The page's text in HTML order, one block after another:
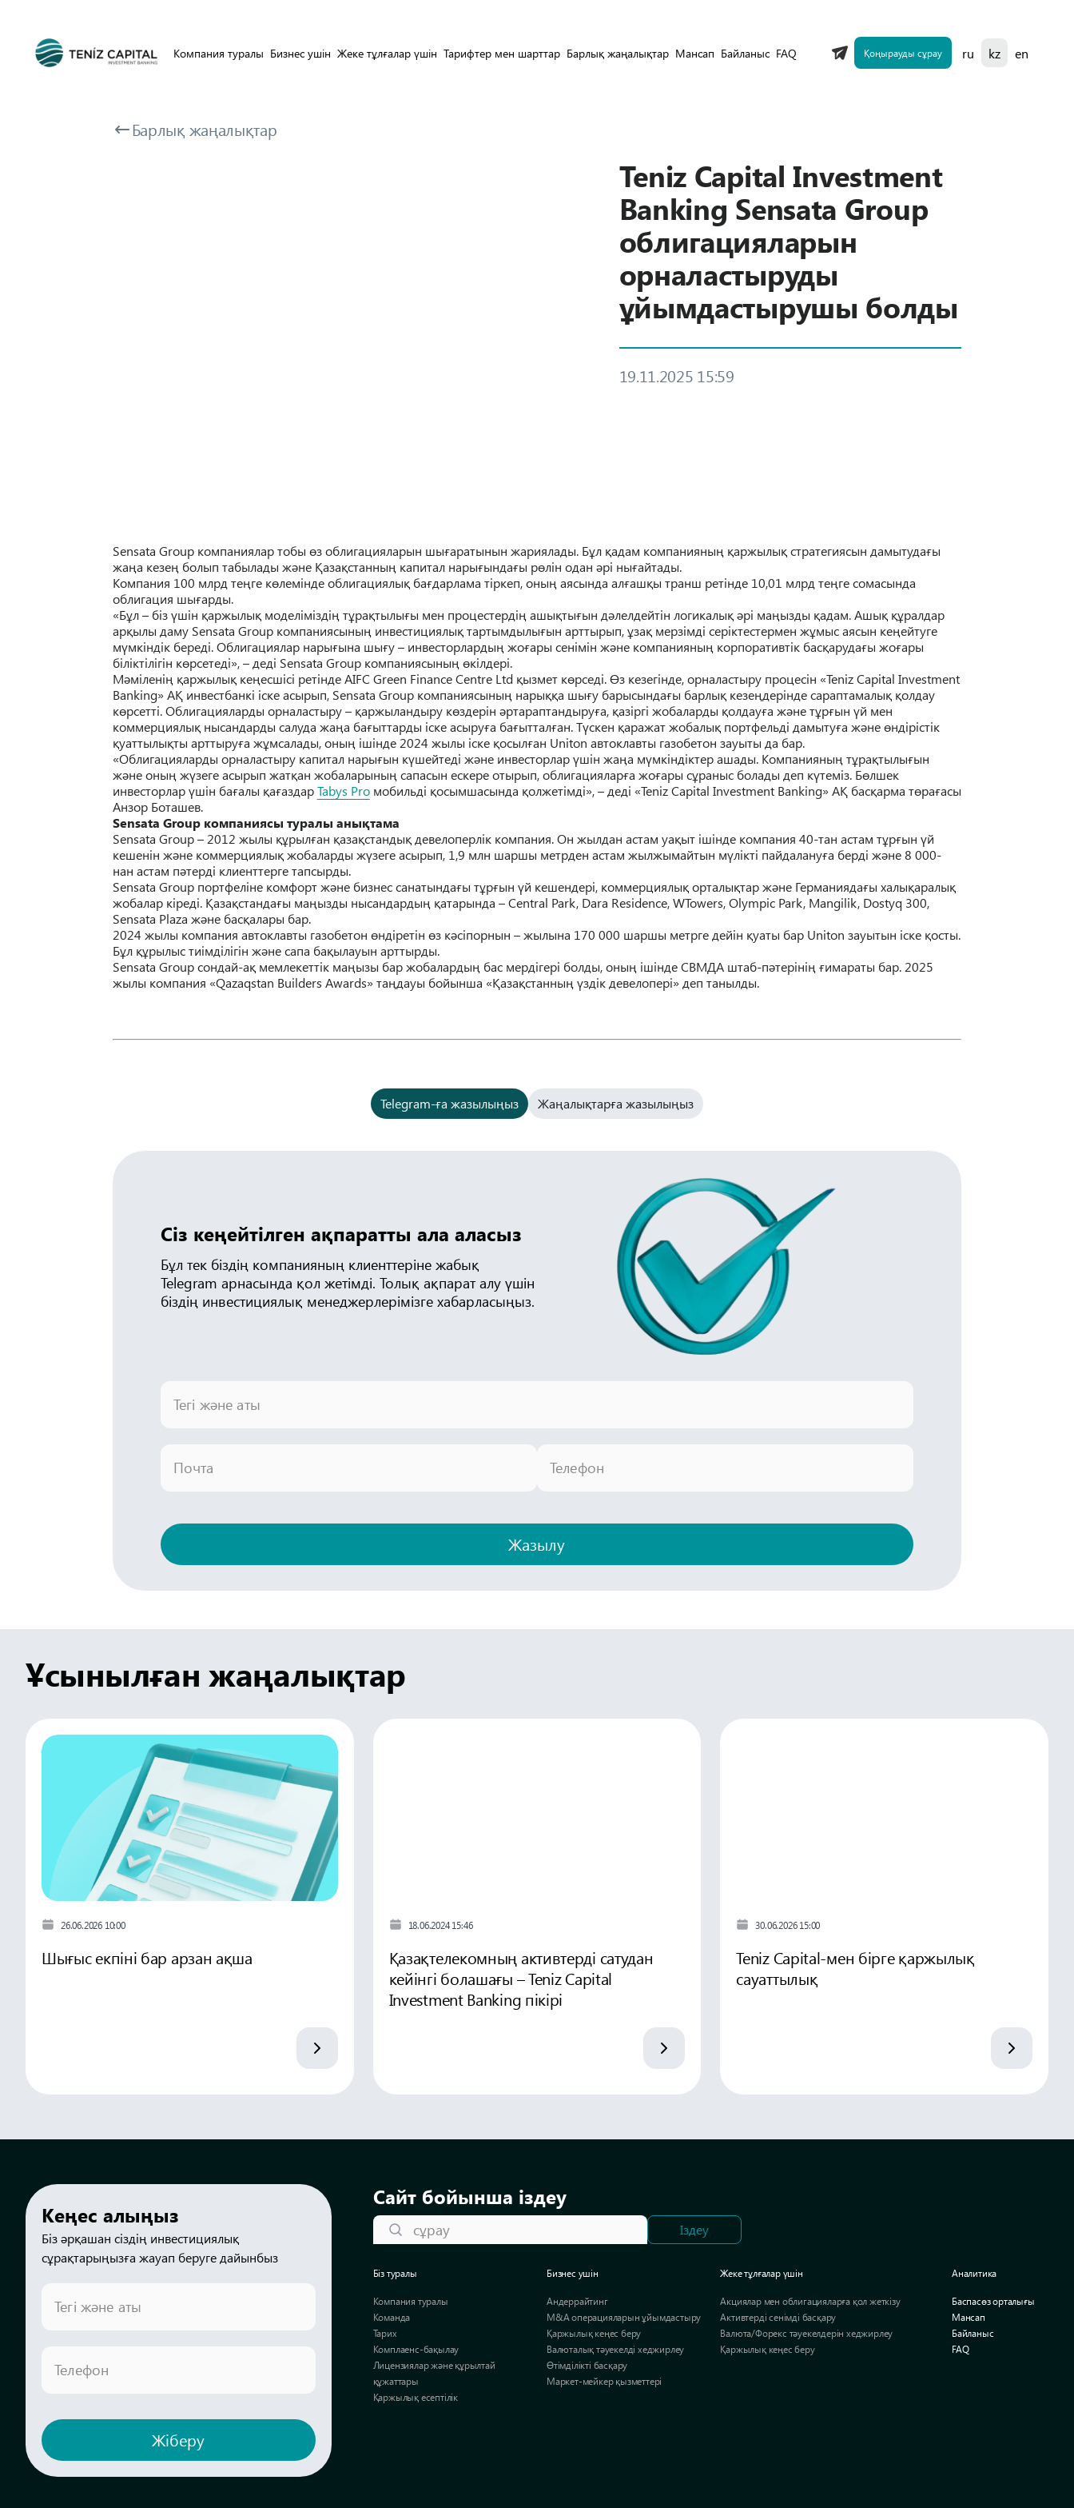
Компания туралы Бизнес ушін Жеке тұлғалар үшін Тарифтер мен шарттар Барлық жаңалықтар Мансап Байланыс FAQ Қоңырауды сұрау ru kz en
Барлық жаңалықтар
Teniz Capital Investment
Banking Sensata Group
облигацияларын
орналастыруды
ұйымдастырушы болды
19.11.2025 15:59
Sensata Group компаниялар тобы өз облигацияларын шығаратынын жариялады. Бұл қадам компанияның қаржылық стратегиясын дамытудағы
жаңа кезең болып табылады және Қазақстанның капитал нарығындағы рөлін одан әрі нығайтады.
Компания 100 млрд теңге көлемінде облигациялық бағдарлама тіркеп, оның аясында алғашқы транш ретінде 10,01 млрд теңге сомасында
облигация шығарды.
«Бұл – біз үшін қаржылық моделіміздің тұрақтылығы мен процестердің ашықтығын дәлелдейтін логикалық әрі маңызды қадам. Ашық құралдар
арқылы даму Sensata Group компаниясының инвестициялық тартымдылығын арттырып, ұзақ мерзімді серіктестермен жұмыс аясын кеңейтуге
мүмкіндік береді. Облигациялар нарығына шығу – инвесторлардың жоғары сенімін және компанияның корпоративтік басқарудағы жоғары
біліктілігін көрсетеді», – деді Sensata Group компаниясының өкілдері.
Мәміленің қаржылық кеңесшісі ретінде AIFC Green Finance Centre Ltd қызмет көрседі. Өз кезегінде, орналастыру процесін «Teniz Capital Investment
Banking» АҚ инвестбанкі іске асырып, Sensata Group компаниясының нарыққа шығу барысындағы барлық кезеңдерінде сараптамалық қолдау
көрсетті. Облигацияларды орналастыру – қаржыландыру көздерін әртараптандыруға, қазіргі жобаларды қолдауға және тұрғын үй мен
коммерциялық нысандарды салуда жаңа бағыттарды іске асыруға бағытталған. Түскен қаражат жобалық портфельді дамытуға және өндірістік
қуаттылықты арттыруға жұмсалады, оның ішінде 2024 жылы іске қосылған Uniton автоклавты газобетон зауыты да бар.
«Облигацияларды орналастыру капитал нарығын күшейтеді және инвесторлар үшін жаңа мүмкіндіктер ашады. Компанияның тұрақтылығын
және оның жүзеге асырып жатқан жобаларының сапасын ескере отырып, облигацияларға жоғары сұраныс болады деп күтеміз. Бөлшек
инвесторлар үшін бағалы қағаздарTabys Proмобильді қосымшасында қолжетімді», – деді «Teniz Capital Investment Banking» АҚ басқарма төрағасы
Анзор Боташев.
Sensata Group компаниясы туралы анықтама
Sensata Group – 2012 жылы құрылған қазақстандық девелоперлік компания. Он жылдан астам уақыт ішінде компания 40-тан астам тұрғын үй
кешенін және коммерциялық жобаларды жүзеге асырып, 1,9 млн шаршы метрден астам жылжымайтын мүлікті пайдалануға берді және 8 000-
нан астам пәтерді клиенттерге тапсырды.
Sensata Group портфеліне комфорт және бизнес санатындағы тұрғын үй кешендері, коммерциялық орталықтар және Германиядағы халықаралық
жобалар кіреді. Қазақстандағы маңызды нысандардың қатарында – Central Park, Dara Residence, WTowers, Olympic Park, Mangilik, Dostyq 300,
Sensata Plaza және басқалары бар.
2024 жылы компания автоклавты газобетон өндіретін өз кәсіпорнын – жылына 170 000 шаршы метрге дейін қуаты бар Uniton зауытын іске қосты.
Бұл құрылыс тиімділігін және сапа бақылауын арттырды.
Sensata Group сондай-ақ мемлекеттік маңызы бар жобалардың бас мердігері болды, оның ішінде СВМДА штаб-пәтерінің ғимараты бар. 2025
жылы компания «Qazaqstan Builders Awards» таңдауы бойынша «Қазақстанның үздік девелопері» деп танылды.
Telegram-ға жазылыңыз Жаңалықтарға жазылыңыз
Сіз кеңейтілген ақпаратты ала аласыз
Бұл тек біздің компанияның клиенттеріне жабық
Telegram арнасында қол жетімді. Толық ақпарат алу үшін
біздің инвестициялық менеджерлерімізге хабарласыңыз.
Тегі және аты
Почта Телефон
Жазылу
Ұсынылған жаңалықтар
26.06.2026 10:00
Шығыс екпіні бар арзан ақша
18.06.2024 15:46
Қазақтелекомның активтерді сатудан
кейінгі болашағы – Teniz Capital
Investment Banking пікірі
30.06.2026 15:00
Teniz Capital-мен бірге қаржылық
сауаттылық
Кеңес алыңыз
Біз әрқашан сіздің инвестициялық
сұрақтарыңызға жауап беруге дайынбыз
Тегі және аты
Телефон
Жіберу
Сайт бойынша іздеу
сұрау Іздеу
Біз туралы
Компания туралы
Команда
Тарих
Комплаенс-бақылау
Лицензиялар және құрылтай
құжаттары
Қаржылық есептілік
Бизнес ушін
Андеррайтинг
M&A операцияларын ұйымдастыру
Қаржылық кеңес беру
Валюталық тәуекелді хеджирлеу
Өтімділікті басқару
Маркет-мейкер қызметтері
Жеке тұлғалар үшін
Акциялар мен облигацияларға қол жеткізу
Активтерді сенімді басқару
Валюта/Форекс тәуекелдерін хеджирлеу
Қаржылық кеңес беру
Аналитика
Баспасөз орталығы
Мансап
Байланыс
FAQ